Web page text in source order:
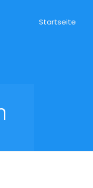
Startseite